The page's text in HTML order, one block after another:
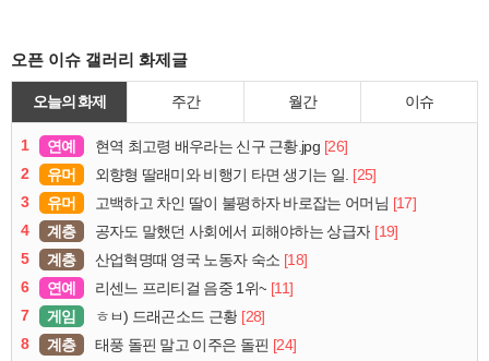
오픈 이슈 갤러리 화제글
오늘의 화제 주간 월간 이슈
1 연예 현역 최고령 배우라는 신구 근황.jpg [26]
2
유머 외향형 딸래미와 비행기 타면 생기는 일. [25]
3
유머 고백하고 차인 딸이 불평하자 바로잡는 어머님 [17]
4
계층 공자도 말했던 사회에서 피해야하는 상급자 [19]
5
계층 산업혁명때 영국 노동자 숙소 [18]
6
연예 리센느 프리티걸 음중 1위~ [11]
7
게임 ㅎㅂ) 드래곤소드 근황 [28]
8
계층 태풍 돌핀 말고 이주은 돌핀 [24]